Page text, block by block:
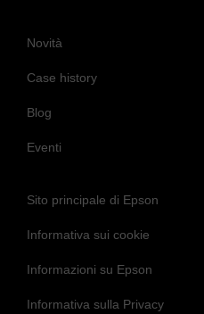
Novità
Case history
Blog
Eventi
Sito principale di Epson
Informativa sui cookie
Informazioni su Epson
Informativa sulla Privacy